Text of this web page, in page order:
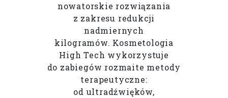
nowatorskie rozwiązania
z zakresu redukcji
nadmiernych
kilogramów. Kosmetologia
High Tech wykorzystuje
do zabiegów rozmaite metody
terapeutyczne:
od ultradźwięków,